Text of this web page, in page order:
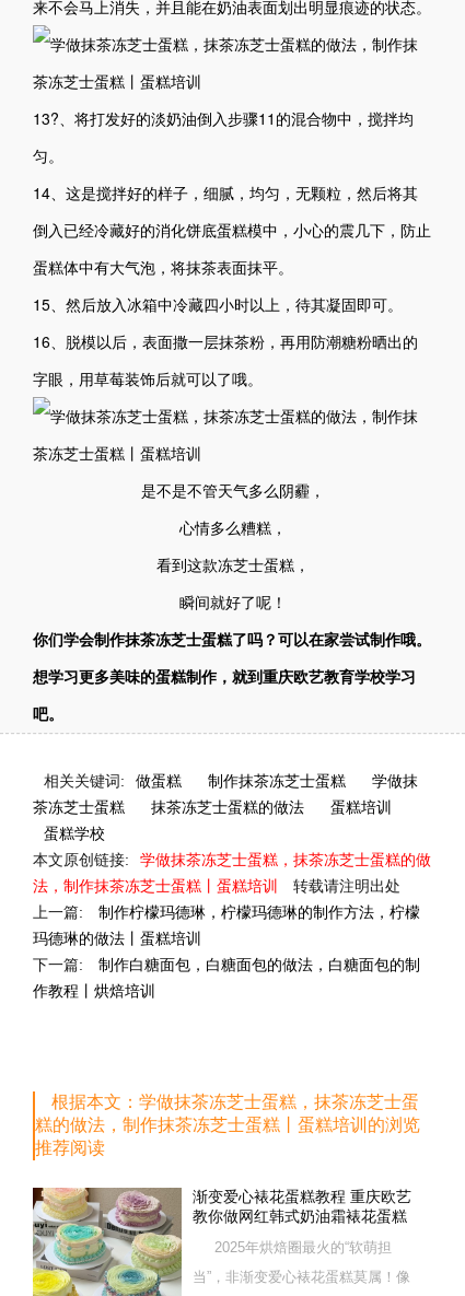
来不会马上消失，并且能在奶油表面划出明显痕迹的状态。
13?、将打发好的淡奶油倒入步骤11的混合物中，搅拌均
匀。
14、这是搅拌好的样子，细腻，均匀，无颗粒，然后将其
倒入已经冷藏好的消化饼底蛋糕模中，小心的震几下，防止
蛋糕体中有大气泡，将抹茶表面抹平。
15、然后放入冰箱中冷藏四小时以上，待其凝固即可。
16、脱模以后，表面撒一层抹茶粉，再用防潮糖粉晒出的
字眼，用草莓装饰后就可以了哦。
是不是不管天气多么阴霾，
心情多么糟糕，
看到这款冻芝士蛋糕，
瞬间就好了呢！
你们学会制作抹茶冻芝士蛋糕了吗？可以在家尝试制作哦。
想学习更多美味的蛋糕制作，就到重庆欧艺教育学校学习
吧。
相关关键词: 做蛋糕 制作抹茶冻芝士蛋糕
学做抹
茶冻芝士蛋糕
抹茶冻芝士蛋糕的做法
蛋糕培训
蛋糕学校
本文原创链接:
学做抹茶冻芝士蛋糕，抹茶冻芝士蛋糕的做
法，制作抹茶冻芝士蛋糕丨蛋糕培训
转载请注明出处
上一篇:
制作柠檬玛德琳，柠檬玛德琳的制作方法，柠檬
玛德琳的做法丨蛋糕培训
下一篇:
制作白糖面包，白糖面包的做法，白糖面包的制
作教程丨烘焙培训
根据本文：学做抹茶冻芝士蛋糕，抹茶冻芝士蛋
糕的做法，制作抹茶冻芝士蛋糕丨蛋糕培训的浏览
推荐阅读
渐变爱心裱花蛋糕教程 重庆欧艺
教你做网红韩式奶油霜裱花蛋糕
2025年烘焙圈最火的“软萌担
当”，非渐变爱心裱花蛋糕莫属！像